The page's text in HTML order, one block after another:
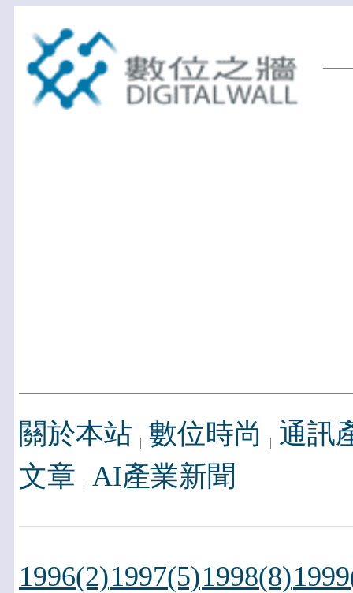
關於本站 數位時尚
通訊
文章 AI產業新聞
1996(2)1997(5)1998(8)